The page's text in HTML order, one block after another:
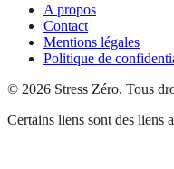
A propos
Contact
Mentions légales
Politique de
© 2026 Stress Zéro. Tous
Certains liens sont des liens